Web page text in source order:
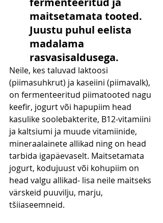
maitsetamata tooted.
Juustu puhul eelista
madalama
rasvasisaldusega.
Neile, kes taluvad laktoosi
(piimasuhkrut) ja kaseiini (piimavalk),
on fermenteeritud piimatooted nagu
keefir, jogurt või hapupiim head
kasulike soolebakterite, B12-vitamiini
ja kaltsiumi ja muude vitamiinide,
mineraalainete allikad ning on head
tarbida igapäevaselt. Maitsetamata
jogurt, kodujuust või kohupiim on
head valgu allikad- lisa neile maitseks
värskeid puuvilju, marju,
tšiiaseemneid.